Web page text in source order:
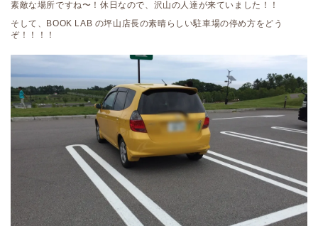
素敵な場所ですね〜！休日なので、沢山の人達が来ていました！！
そして、BOOK LAB の坪山店長の素晴らしい駐車場の停め方をどう
ぞ！！！！